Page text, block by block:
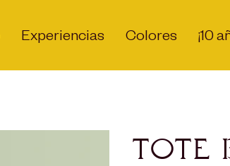
Experiencias Colores ¡10
Tote